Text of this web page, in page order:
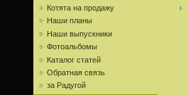
Котята на продажу
Наши планы
Наши выпускники
Фотоальбомы
Каталог статей
Обратная связь
за Радугой